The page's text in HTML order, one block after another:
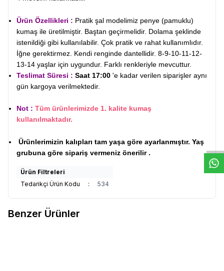
Ürün Özellikleri : Pratik şal modelimiz penye (pamuklu)
kumaş ile üretilmiştir. Baştan geçirmelidir. Dolama şeklinde
istenildiği gibi kullanılabilir. Çok pratik ve rahat kullanımlıdır.
İğne gerektirmez. Kendi renginde dantellidir. 8-9-10-11-12-
13-14 yaşlar için uygundur. Farklı renkleriyle mevcuttur.
Teslimat Süresi : Saat 17:00 'e kadar verilen siparişler aynı
gün kargoya verilmektedir.
Not : Tüm ürünlerimizde 1. kalite kumaş
kullanılmaktadır.
Ürünlerimizin kalıpları tam yaşa göre ayarlanmıştır. Yaş
grubuna göre sipariş vermeniz önerilir .
Ürün Filtreleri
Tedarikçi Ürün Kodu
: 534
Benzer Ürünler